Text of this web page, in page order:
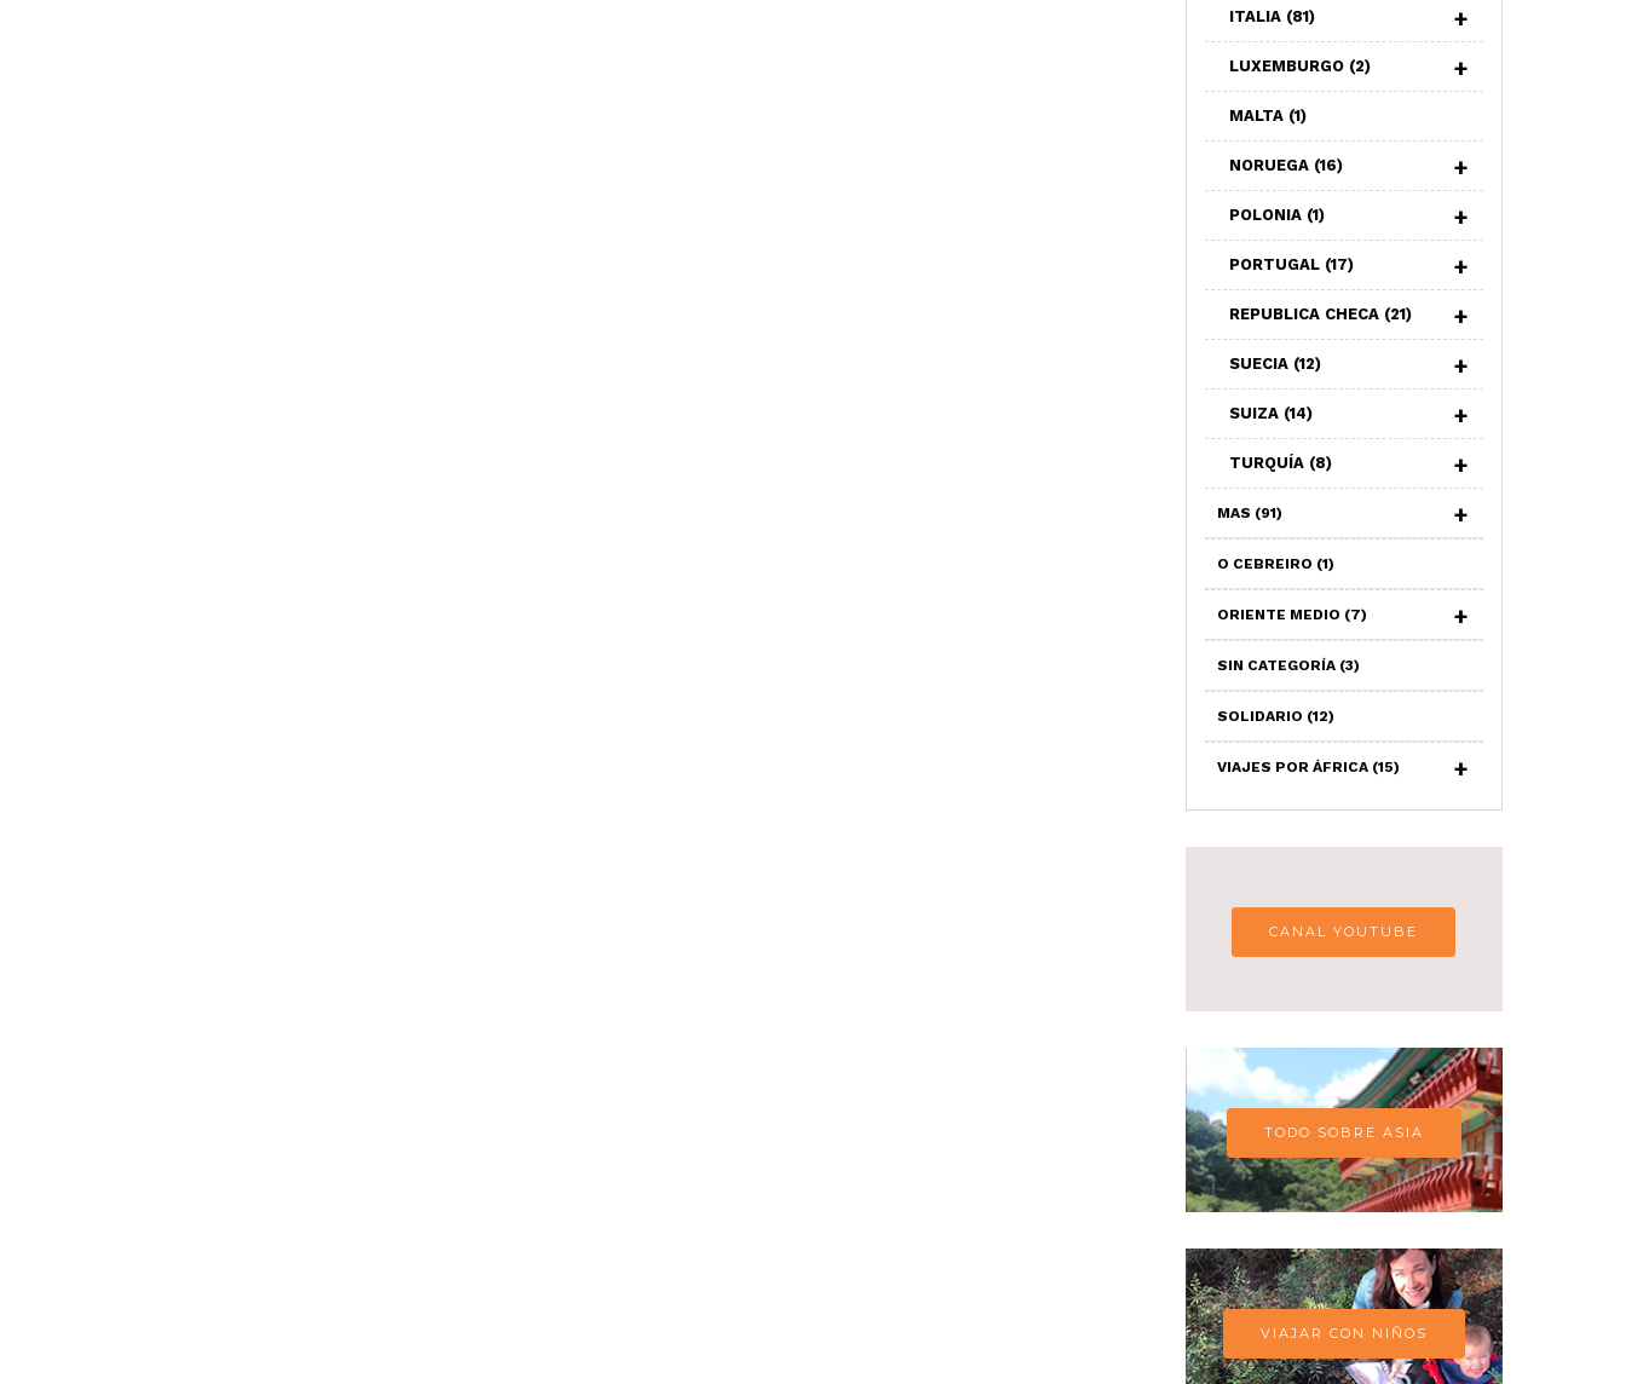
ITALIA (81)
LUXEMBURGO (2)
MALTA (1)
NORUEGA (16)
POLONIA (1)
PORTUGAL (17)
REPUBLICA CHECA (21)
SUECIA (12)
SUIZA (14)
TURQUÍA (8)
MAS (91)
O CEBREIRO (1)
ORIENTE MEDIO (7)
SIN CATEGORÍA (3)
SOLIDARIO (12)
VIAJES POR ÁFRICA (15)
CANAL YOUTUBE
TODO SOBRE ASIA
VIAJAR CON NIÑOS